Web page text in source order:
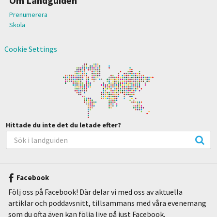
Prenumerera
Skola
Cookie Settings
Hittade du inte det du letade efter?
Facebook
Följ oss på Facebook! Där delar vi med oss av aktuella
artiklar och poddavsnitt, tillsammans med våra evenemang
som du ofta även kan följa live på just Facebook.